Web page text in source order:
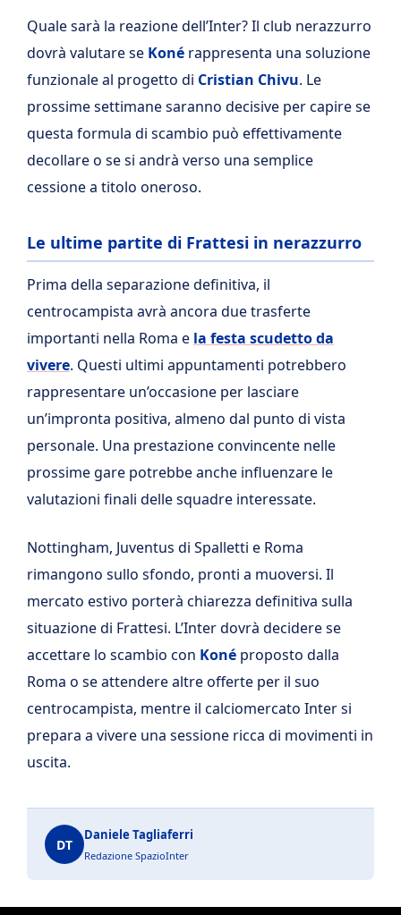
Quale sarà la reazione dell’Inter? Il club nerazzurro
dovrà valutare se Koné rappresenta una soluzione
funzionale al progetto di Cristian Chivu. Le
prossime settimane saranno decisive per capire se
questa formula di scambio può effettivamente
decollare o se si andrà verso una semplice
cessione a titolo oneroso.
Le ultime partite di Frattesi in nerazzurro
Prima della separazione definitiva, il
centrocampista avrà ancora due trasferte
importanti nella Roma e la festa scudetto da
vivere. Questi ultimi appuntamenti potrebbero
rappresentare un’occasione per lasciare
un’impronta positiva, almeno dal punto di vista
personale. Una prestazione convincente nelle
prossime gare potrebbe anche influenzare le
valutazioni finali delle squadre interessate.
Nottingham, Juventus di Spalletti e Roma
rimangono sullo sfondo, pronti a muoversi. Il
mercato estivo porterà chiarezza definitiva sulla
situazione di Frattesi. L’Inter dovrà decidere se
accettare lo scambio con Koné proposto dalla
Roma o se attendere altre offerte per il suo
centrocampista, mentre il calciomercato Inter si
prepara a vivere una sessione ricca di movimenti in
uscita.
DT
Daniele Tagliaferri
Redazione SpazioInter